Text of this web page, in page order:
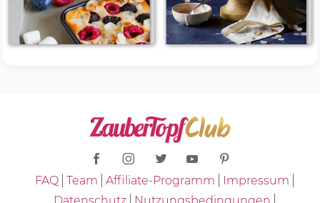
FAQ Team Affiliate-Programm
Impressum